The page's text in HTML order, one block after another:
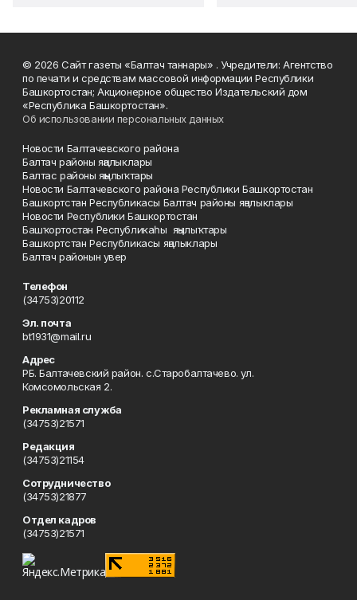
© 2026 Сайт газеты «Балтач таннары» . Учредители: Агентство
по печати и средствам массовой информации Республики
Башкортостан; Акционерное общество Издательский дом
«Республика Башкортостан».
Об использовании персональных данных
Новости Балтачевского района
Балтач районы яңалыклары
Балтас районы яңылыҡтары
Новости Балтачевского района Республики Башкортостан
Башкортстан Республикасы Балтач районы яңалыклары
Новости Республики Башкортостан
Башҡортостан Республикаһы яңылыҡтары
Башкортстан Республикасы яңалыклары
Балтач районын увер
Телефон
(34753)20112
Эл. почта
bt1931@mail.ru
Адрес
РБ. Балтачевский район. с.Старобалтачево. ул.
Комсомольская 2.
Рекламная служба
(34753)21571
Редакция
(34753)21154
Сотрудничество
(34753)21877
Отдел кадров
(34753)21571